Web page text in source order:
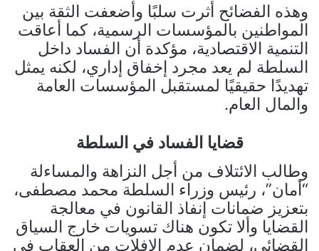
وهذه الفضائح أثرت سلبًا وأضعفت الثقة بين
المواطنين بالمؤسسات الرسمية، كما أعاقت
التنمية الاقتصادية، مؤكدة أن الفساد داخل
السلطة لم يعد مجرد إخفاق إداري، لكنه يمثل
تهديدًا حقيقيًا لمستقبل المؤسسات العامة
والمال العام.
قضايا الفساد في السلطة
وطالب الائتلاف من أجل النزاهة والمساءلة
“أمان”، رئيس وزراء السلطة محمد مصطفى،
بتعزيز ضمانات إنفاذ القانون في معالجة
القضايا وألا تكون هناك تسويات خارج السياق
القضائي، لضمان عدم الإفلات من العقاب في